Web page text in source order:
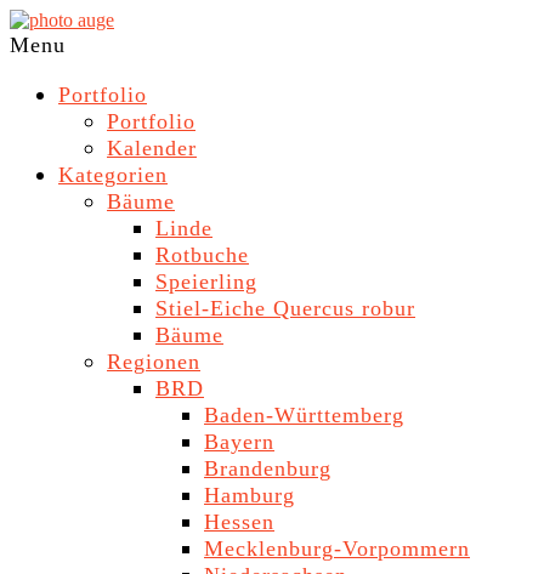
Skip
to
photo
Navigation
Menu
Portfolio
Portfolio
Kalender
Kategorien
Bäume
Linde
Rotbuche
Speierling
Stiel-Eiche Quercus robur
Bäume
Regionen
BRD
Baden-Württemberg
Bayern
Brandenburg
Hamburg
Hessen
Mecklenburg-Vorpommern